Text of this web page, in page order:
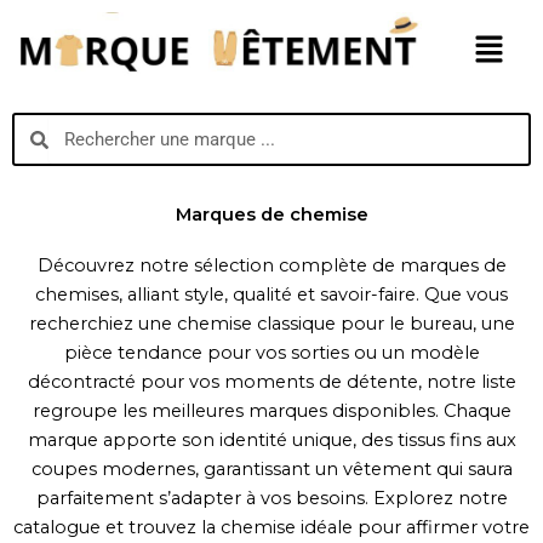
contenu
Menu
SearchSearch
Marques de chemise
Découvrez notre sélection complète de marques de
chemises, alliant style, qualité et savoir-faire. Que vous
recherchiez une chemise classique pour le bureau, une
pièce tendance pour vos sorties ou un modèle
décontracté pour vos moments de détente, notre liste
regroupe les meilleures marques disponibles. Chaque
marque apporte son identité unique, des tissus fins aux
coupes modernes, garantissant un vêtement qui saura
parfaitement s’adapter à vos besoins. Explorez notre
catalogue et trouvez la chemise idéale pour affirmer votre